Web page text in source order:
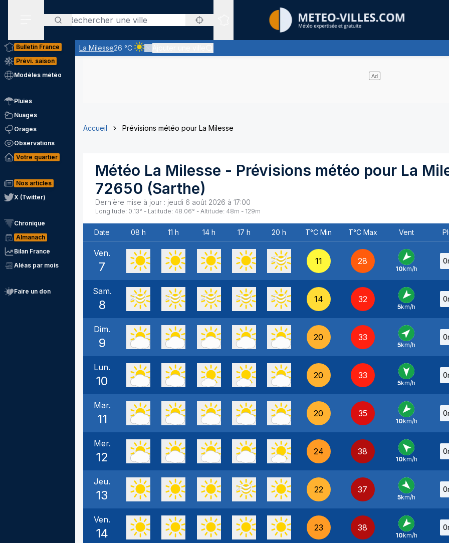
Rechercher
Sites expertis&eacute;s
La Milesse26 °C
Ciel clair - quasiment pas de nuages et un soleil omniprésent
Bulletin France
Prévi. saison
Modèles météo
Pluies
Nuages
Orages
Observations
Votre quartier
Nos articles
X (Twitter)
Chronique
Almanach
Bilan France
Aléas par mois
Faire un don
Accueil Prévisions météo pour La Milesse
Météo La Milesse - Prévisions météo pour La
72650 (Sarthe)
Dernière mise à jour : jeudi 6 août 2026 à 17:00
Longitude: 0.13° - Latitude: 48.06° - Altitude: 48m - 129m
Date 08 h 11 h 14 h 17 h 20 h T°C Min T°C Max Vent
Ven.
7 11 28
NE -
10km/h
Sam.
8 14 32
NE
5km/h
Dim.
9 20 33
SO
5km/h
Lun.
10 20 33
N -
5km/h
Mar.
11 20 35
NE -
10km/h
Mer.
12 24 38
SE -
10km/h
Jeu.
13 22 37
NO
5km/h
Ven.
14 23 38
NE -
10km/h